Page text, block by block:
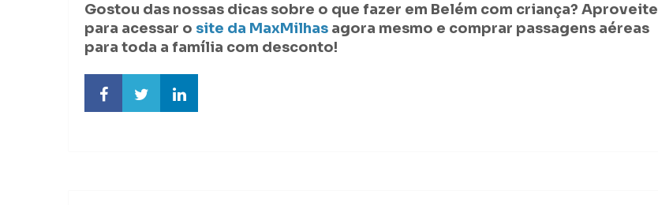
Gostou das nossas dicas sobre o que fazer em Belém com criança? Aproveite
para acessar o site da MaxMilhas agora mesmo e comprar passagens aéreas
para toda a família com desconto!